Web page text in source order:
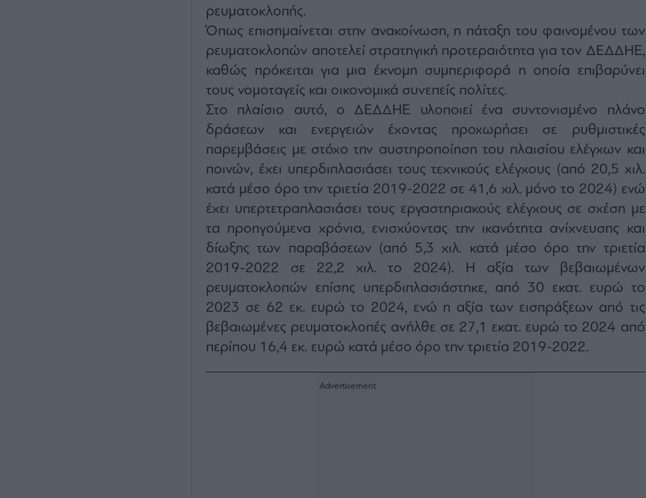
ρευματοκλοπής.
Όπως επισημαίνεται στην ανακοίνωση, η πάταξη του φαινομένου των
ρευματοκλοπών αποτελεί στρατηγική προτεραιότητα για τον ΔΕΔΔΗΕ,
καθώς πρόκειται για μια έκνομη συμπεριφορά η οποία επιβαρύνει
τους νομοταγείς και οικονομικά συνεπείς πολίτες.
Στο πλαίσιο αυτό, ο ΔΕΔΔΗΕ υλοποιεί ένα συντονισμένο πλάνο
δράσεων και ενεργειών έχοντας προχωρήσει σε ρυθμιστικές
παρεμβάσεις με στόχο την αυστηροποίηση του πλαισίου ελέγχων και
ποινών, έχει υπερδιπλασιάσει τους τεχνικούς ελέγχους (από 20,5 χιλ.
κατά μέσο όρο την τριετία 2019-2022 σε 41,6 χιλ. μόνο το 2024) ενώ
έχει υπερτετραπλασιάσει τους εργαστηριακούς ελέγχους σε σχέση με
τα προηγούμενα χρόνια, ενισχύοντας την ικανότητα ανίχνευσης και
δίωξης των παραβάσεων (από 5,3 χιλ. κατά μέσο όρο την τριετία
2019-2022 σε 22,2 χιλ. το 2024). Η αξία των βεβαιωμένων
ρευματοκλοπών επίσης υπερδιπλασιάστηκε, από 30 εκατ. ευρώ το
2023 σε 62 εκ. ευρώ το 2024, ενώ η αξία των εισπράξεων από τις
βεβαιωμένες ρευματοκλοπές ανήλθε σε 27,1 εκατ. ευρώ το 2024 από
περίπου 16,4 εκ. ευρώ κατά μέσο όρο την τριετία 2019-2022.